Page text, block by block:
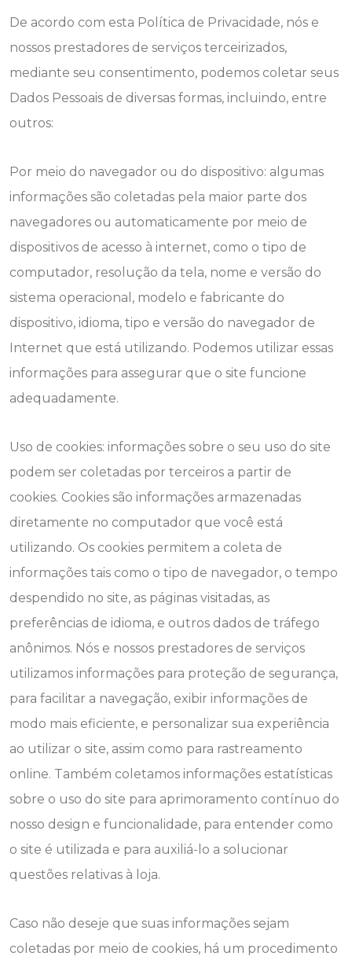
De acordo com esta Política de Privacidade, nós e
nossos prestadores de serviços terceirizados,
mediante seu consentimento, podemos coletar seus
Dados Pessoais de diversas formas, incluindo, entre
outros:
Por meio do navegador ou do dispositivo: algumas
informações são coletadas pela maior parte dos
navegadores ou automaticamente por meio de
dispositivos de acesso à internet, como o tipo de
computador, resolução da tela, nome e versão do
sistema operacional, modelo e fabricante do
dispositivo, idioma, tipo e versão do navegador de
Internet que está utilizando. Podemos utilizar essas
informações para assegurar que o site funcione
adequadamente.
Uso de cookies: informações sobre o seu uso do site
podem ser coletadas por terceiros a partir de
cookies. Cookies são informações armazenadas
diretamente no computador que você está
utilizando. Os cookies permitem a coleta de
informações tais como o tipo de navegador, o tempo
despendido no site, as páginas visitadas, as
preferências de idioma, e outros dados de tráfego
anônimos. Nós e nossos prestadores de serviços
utilizamos informações para proteção de segurança,
para facilitar a navegação, exibir informações de
modo mais eficiente, e personalizar sua experiência
ao utilizar o site, assim como para rastreamento
online. Também coletamos informações estatísticas
sobre o uso do site para aprimoramento contínuo do
nosso design e funcionalidade, para entender como
o site é utilizada e para auxiliá-lo a solucionar
questões relativas à loja.
Caso não deseje que suas informações sejam
coletadas por meio de cookies, há um procedimento